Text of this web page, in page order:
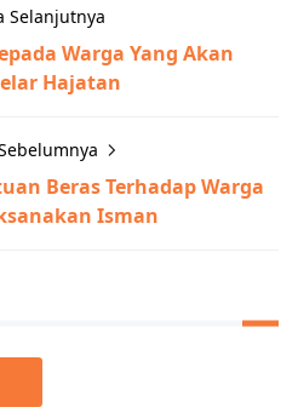
Selanjutnya
Warga Yang Akan
Hajatan
Beras Terhadap Warga
Isman